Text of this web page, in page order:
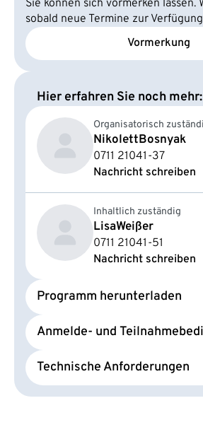
Sie können sich vormerken lassen.
sobald neue Termine zur
Vormerkung
Hier erfahren Sie noch mehr:
Organisatorisch
NikolettBosnyak
0711 21041-37
Nachricht schreiben
Inhaltlich zuständig
LisaWeißer
0711 21041-51
Nachricht schreiben
Programm herunterladen
Anmelde- und
Technische Anforderungen